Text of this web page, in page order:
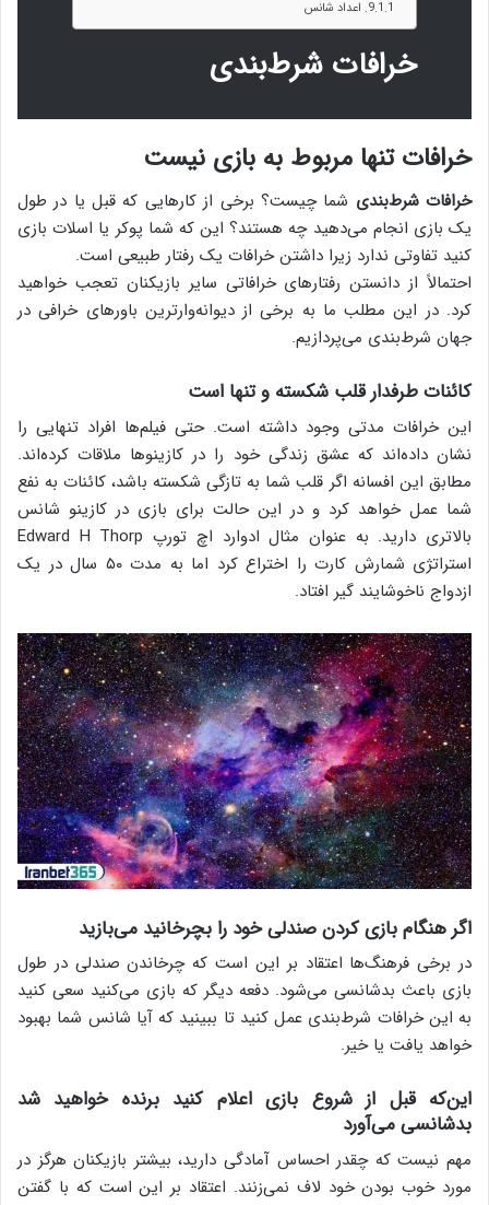
اعداد شانس
خرافات شرط‌بندی
خرافات تنها مربوط به بازی نیست
خرافات شرط‌بندی شما چیست؟ برخی از کارهایی که قبل یا در طول
یک بازی انجام می‌دهید چه هستند؟ این که شما پوکر یا اسلات بازی
کنید تفاوتی ندارد زیرا داشتن خرافات یک رفتار طبیعی است.
احتمالاً از دانستن رفتارهای خرافاتی سایر بازیکنان تعجب خواهید
کرد. در این مطلب ما به برخی از دیوانه‌وارترین باورهای خرافی در
جهان شرط‌بندی می‌پردازیم.
کائنات طرفدار قلب شکسته و تنها است
این خرافات مدتی وجود داشته است. حتی فیلم‌ها افراد تنهایی را
نشان داده‌اند که عشق زندگی خود را در کازینوها ملاقات کرده‌اند.
مطابق این افسانه اگر قلب شما به تازگی شکسته باشد، کائنات به نفع
شما عمل خواهد کرد و در این حالت برای بازی در کازینو شانس
بالاتری دارید. به عنوان مثال ادوارد اچ تورپ Edward H Thorp
استراتژی شمارش کارت را اختراع کرد اما به مدت ۵۰ سال در یک
ازدواج ناخوشایند گیر افتاد.
اگر هنگام بازی کردن صندلی خود را بچرخانید می‌بازید
در برخی فرهنگ‌ها اعتقاد بر این است که چرخاندن صندلی در طول
بازی باعث بدشانسی می‌شود. دفعه دیگر که بازی می‌کنید سعی کنید
به این خرافات شرط‌بندی عمل کنید تا ببینید که آیا شانس شما بهبود
خواهد یافت یا خیر.
این‌که قبل از شروع بازی اعلام کنید برنده خواهید شد
بدشانسی می‌آورد
مهم نیست که چقدر احساس آمادگی دارید، بیشتر بازیکنان هرگز در
مورد خوب بودن خود لاف نمی‌زنند. اعتقاد بر این است که با گفتن